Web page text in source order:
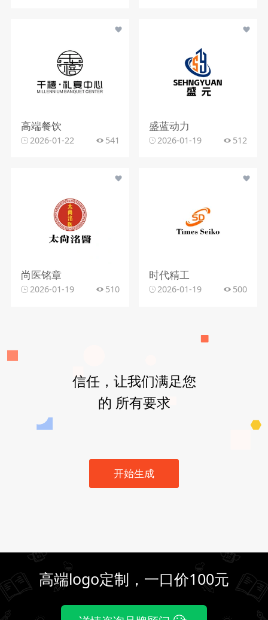
高端餐饮
2026-01-22 541
盛蓝动力
2026-01-19 512
尚医铭章
2026-01-19 510
时代精工
2026-01-19 500
信任，让我们满足您
的 所有要求
开始生成
高端logo定制，一口价100元